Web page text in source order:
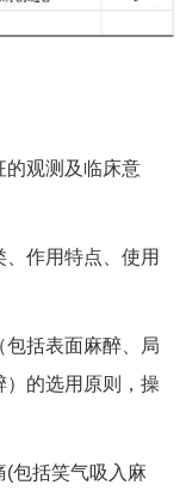
观测及临床意
作用特点、使用
括表面麻醉、局
）的选用原则，操
括笑气吸入麻